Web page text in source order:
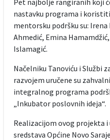
nastavku programa i
mentorsku podršku su: Irena
Ahmedić, Emina
Islamagić.
Načelniku Tanoviću i Službi
razvojem uručene su
integralnog programa
„Inkubator poslovnih ideja“.
Realizacijom ovog projekta
sredstava Općine Novo